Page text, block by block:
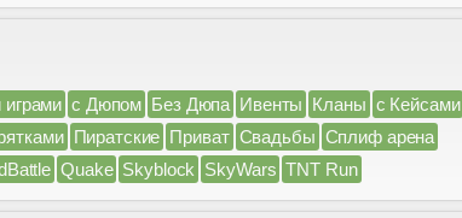
с Дюпом Без Дюпа Ивенты Кланы с Кейсами
Пиратские Приват Свадьбы Сплиф арена
Quake Skyblock SkyWars TNT Run